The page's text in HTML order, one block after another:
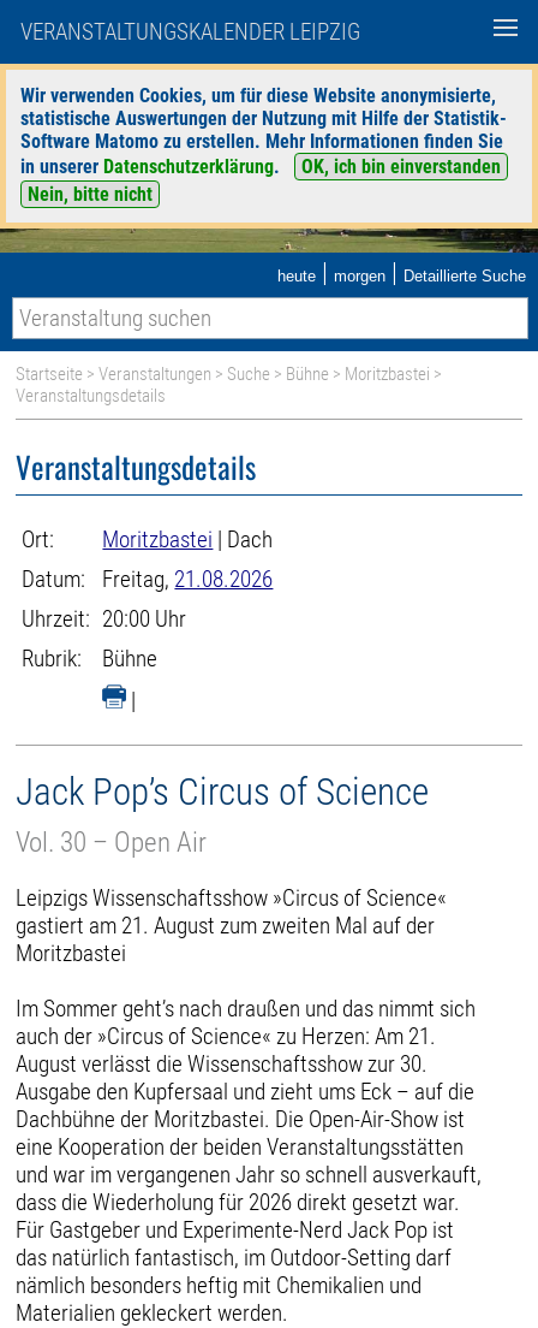
VERANSTALTUNGSKALENDER LEIPZIG
Wir verwenden Cookies, um für diese Website anonymisierte,
statistische Auswertungen der Nutzung mit Hilfe der Statistik-
Software Matomo zu erstellen. Mehr Informationen finden Sie
in unserer Datenschutzerklärung.
OK, ich bin einverstanden
Nein, bitte nicht
heute | morgen | Detaillierte Suche
Startseite >Veranstaltungen > Suche > Bühne > Moritzbastei >
Veranstaltungsdetails
Veranstaltungsdetails
Ort: Moritzbastei | Dach
Datum:
Freitag, 21.08.2026
Uhrzeit: 20:00 Uhr
Rubrik:
Bühne
|
Jack Pop’s Circus of Science
Vol. 30 – Open Air
Leipzigs Wissenschaftsshow »Circus of Science«
gastiert am 21. August zum zweiten Mal auf der
Moritzbastei
Im Sommer geht’s nach draußen und das nimmt sich
auch der »Circus of Science« zu Herzen: Am 21.
August verlässt die Wissenschaftsshow zur 30.
Ausgabe den Kupfersaal und zieht ums Eck – auf die
Dachbühne der Moritzbastei. Die Open-Air-Show ist
eine Kooperation der beiden Veranstaltungsstätten
und war im vergangenen Jahr so schnell ausverkauft,
dass die Wiederholung für 2026 direkt gesetzt war.
Für Gastgeber und Experimente-Nerd Jack Pop ist
das natürlich fantastisch, im Outdoor-Setting darf
nämlich besonders heftig mit Chemikalien und
Materialien gekleckert werden.